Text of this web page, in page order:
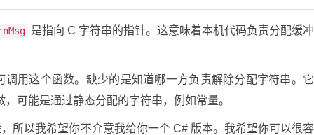
是指向 C 字符串的指针。这意味着本机代码负责分配缓冲
用这个函数。缺少的是知道哪一方负责解除分配字符串。它
可能是通过静态分配的字符串，例如常量。
所以我希望你不介意我给你一个 C# 版本。我希望你可以很容